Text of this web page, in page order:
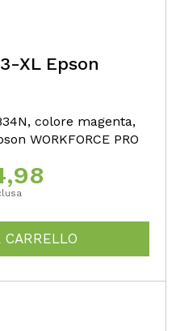
XL Epson
colore magenta,
WORKFORCE PRO
CARRELLO